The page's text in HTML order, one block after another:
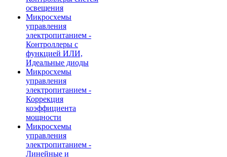
освещения
Микросхемы
управления
электропитанием -
Контроллеры с
функцией ИЛИ,
Идеальные диоды
Микросхемы
управления
электропитанием -
Коррекция
коэффициента
мощности
Микросхемы
управления
электропитанием -
Линейные и